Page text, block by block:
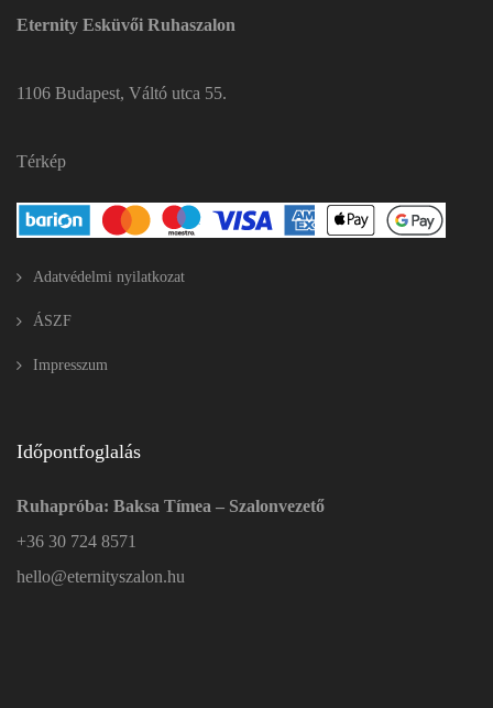
Eternity Esküvői Ruhaszalon
1106 Budapest, Váltó utca 55.
Térkép
Adatvédelmi nyilatkozat
ÁSZF
Impresszum
Időpontfoglalás
Ruhapróba: Baksa Tímea – Szalonvezető
+36 30 724 8571
hello@eternityszalon.hu